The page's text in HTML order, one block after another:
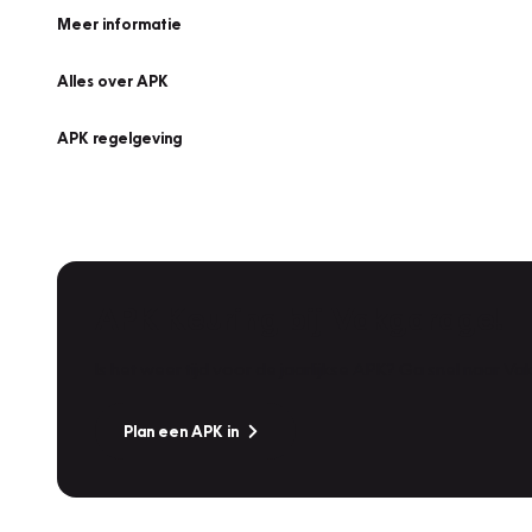
Meer informatie
Alles over APK
APK regelgeving
Plan een APK in